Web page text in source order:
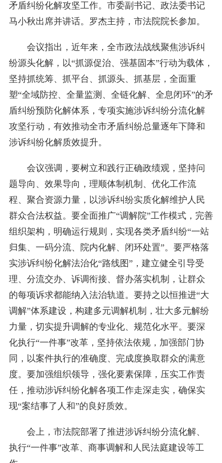
矛盾纠纷化解攻坚工作。市委副书记、政法委书记
马小秋出席并讲话。罗杰主持，市法院院长参加。
会议指出，近年来，全市政法战线聚焦涉诉纠
纷源头化解，以“抓源促治、强基固本”行动为载体，
坚持抓统筹、抓平台、抓源头、抓基层，全面重
塑“全域防控、全量监测、全链化解、全息闭环”的矛
盾纠纷预防化解体系，专项实施涉诉纠纷分流化解
攻坚行动，有效推动全市矛盾纠纷总量逐年下降和
涉诉纠纷化解质效提升。
会议强调，要树立和践行正确政绩观，坚持问
题导向、效果导向，理顺体制机制、优化工作流
程、聚合资源力量，以涉诉纠纷实质化解维护人民
群众合法权益。要全面推广“调解院”工作模式，完善
组织架构，明确运行规则，实现各类矛盾纠纷“一站
归集、一码分流、院内化解、闭环处置”。要严格落
实涉诉纠纷化解法治化“路线图”，建立健全引导受
理、分流交办、诉调衔接、督办落实机制，让群众
的每项诉求都能纳入法治轨道。要持之以恒推进“大
调解”体系建设，构建多元调解机制，壮大多元解纷
力量，切实提升调解的专业化、规范化水平。要深
化执行“一件事”改革，坚持依法依规，加强部门协
同，以案件执行的准确度、完成度换取群众的满意
度。要加强组织领导，强化要素保障，压实工作责
任，推动涉诉纠纷化解各项工作走深走实，确保实
现“案结事了人和”的良好质效。
会上，市法院部署了推进涉诉纠纷分流化解、
执行“一件事”改革、商事调解和人民法庭建设等工